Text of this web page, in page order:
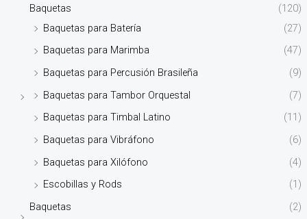
Baquetas
(120)
Baquetas para Batería
(27)
Baquetas para Marimba
(47)
Baquetas para Percusión Brasileña
(9)
Baquetas para Tambor Orquestal
(7)
Baquetas para Timbal Latino
(11)
Baquetas para Vibráfono
(6)
Baquetas para Xilófono
(4)
Escobillas y Rods
(1)
Baquetas
(2)